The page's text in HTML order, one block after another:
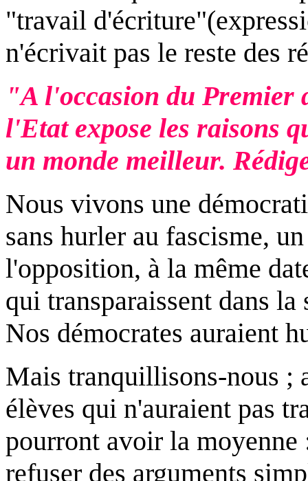
"travail
n'écrivait pas le reste des
"A l'occasion du Premier
l'Etat expose les raisons
un monde meilleur.
Nous vivons une
sans hurler au fascisme,
l'opposition, à la même
qui transparaissent dans
Nos démocrates auraient
Mais tranquillisons-nous ;
élèves qui n'auraient pas
pourront avoir la
refuser des arguments